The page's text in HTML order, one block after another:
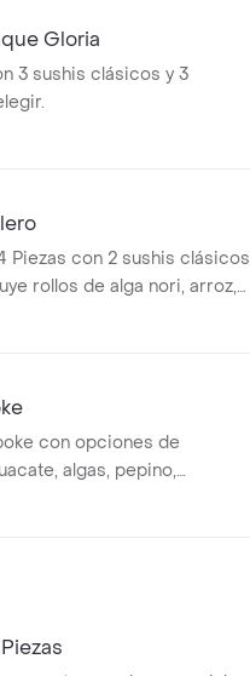
Gloria
3 sushis clásicos y 3
Piezas con 2 sushis clásicos
rollos de alga nori, arroz,
con opciones de
algas, pepino,
surimi y salsas.